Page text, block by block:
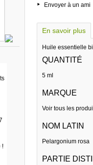
!
Envoyer à un ami
En savoir plus
Huile essentielle
QUANTITÉ
5 ml
MARQUE
Voir tous les
NOM LATIN
Pelargonium rosa
PARTIE